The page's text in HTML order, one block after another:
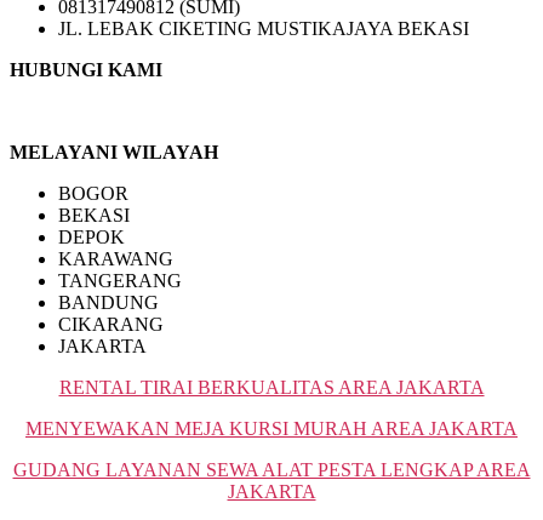
081317490812 (SUMI)
JL. LEBAK CIKETING MUSTIKAJAYA BEKASI
HUBUNGI KAMI
MELAYANI WILAYAH
BOGOR
BEKASI
DEPOK
KARAWANG
TANGERANG
BANDUNG
CIKARANG
JAKARTA
RENTAL TIRAI BERKUALITAS AREA JAKARTA
MENYEWAKAN MEJA KURSI MURAH AREA JAKARTA
GUDANG LAYANAN SEWA ALAT PESTA LENGKAP AREA
JAKARTA